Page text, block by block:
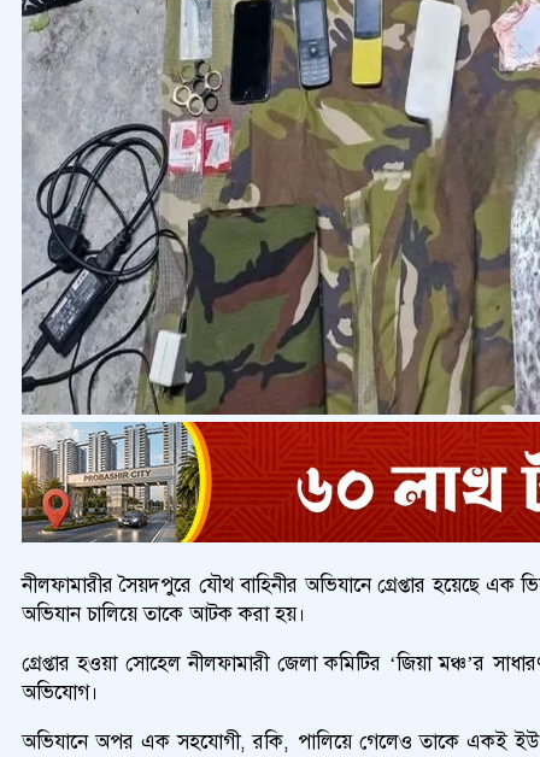
নীলফামারীর সৈয়দপুরে যৌথ বাহিনীর অভিযানে গ্রেপ্তার হয়েছে
অভিযান চালিয়ে তাকে আটক করা হয়।
গ্রেপ্তার হওয়া সোহেল নীলফামারী জেলা কমিটির ‘জিয়া মঞ্চ’র
অভিযোগ।
অভিযানে অপর এক সহযোগী, রকি, পালিয়ে গেলেও তাকে একই